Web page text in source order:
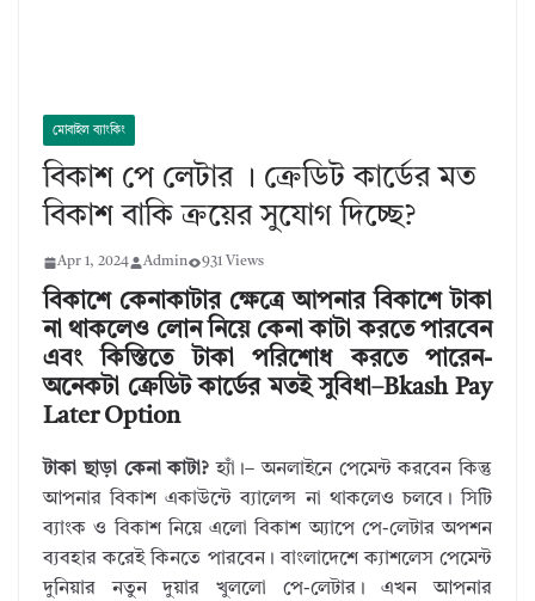
মোবাইল ব্যাংকিং
বিকাশ পে লেটার । ক্রেডিট কার্ডের মত
বিকাশ বাকি ক্রয়ের সুযোগ দিচ্ছে?
Apr 1, 2024 Admin 931 Views
বিকাশে কেনাকাটার ক্ষেত্রে আপনার বিকাশে টাকা
না থাকলেও লোন নিয়ে কেনা কাটা করতে পারবেন
এবং কিস্তিতে টাকা পরিশোধ করতে পারেন-
অনেকটা ক্রেডিট কার্ডের মতই সুবিধা–Bkash Pay
Later Option
টাকা ছাড়া কেনা কাটা? হ্যাঁ।– অনলাইনে পেমেন্ট করবেন কিন্তু
আপনার বিকাশ একাউন্টে ব্যালেন্স না থাকলেও চলবে। সিটি
ব্যাংক ও বিকাশ নিয়ে এলো বিকাশ অ্যাপে পে-লেটার অপশন
ব্যবহার করেই কিনতে পারবেন। বাংলাদেশে ক্যাশলেস পেমেন্ট
দুনিয়ার নতুন দুয়ার খুললো পে-লেটার। এখন আপনার